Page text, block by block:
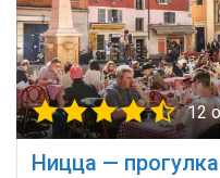
12
Ницца —